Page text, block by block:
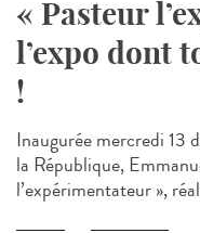
« Pasteur
l’expo dont
!
Inaugurée mercredi 13
la République,
l’expérimentateur »,